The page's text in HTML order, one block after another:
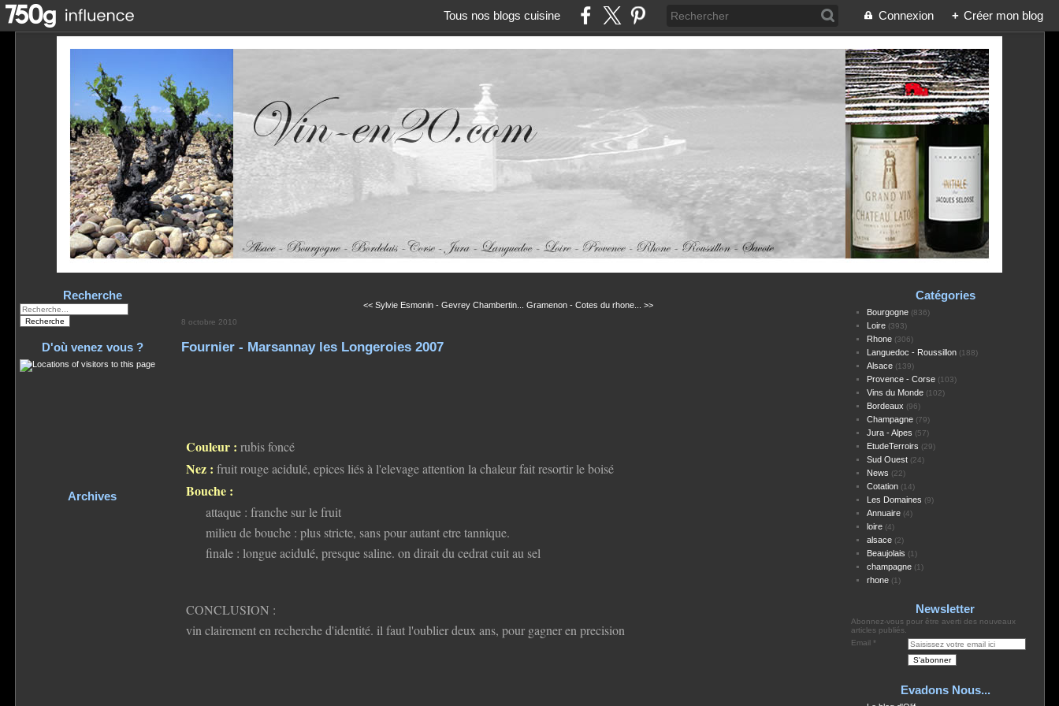
Tous nos blogs cuisine Connexion + Créer mon blog
Recherche
D'où venez vous ?
Archives
<< Sylvie Esmonin - Gevrey Chambertin... Gramenon - Cotes du rhone... >>
8 octobre 2010
Fournier - Marsannay les Longeroies 2007
Couleur : rubis foncé
Nez : fruit rouge acidulé, epices liés à l'elevage attention la chaleur fait resortir le boisé
Bouche :
attaque : franche sur le fruit
milieu de bouche : plus stricte, sans pour autant etre tannique.
finale : longue acidulé, presque saline. on dirait du cedrat cuit au sel
CONCLUSION :
vin clairement en recherche d'identité. il faut l'oublier deux ans, pour gagner en precision
Catégories
Bourgogne(836)
Loire(393)
Rhone(306)
Languedoc - Roussillon(188)
Alsace(139)
Provence - Corse(103)
Vins du Monde(102)
Bordeaux (96)
Champagne(79)
Jura - Alpes (57)
EtudeTerroirs (29)
Sud Ouest(24)
News (22)
Cotation(14)
Les Domaines (9)
Annuaire(4)
loire(4)
alsace(2)
Beaujolais (1)
champagne(1)
rhone(1)
Newsletter
Abonnez-vous pour être averti des nouveaux
articles publiés.
Email
Evadons Nous...